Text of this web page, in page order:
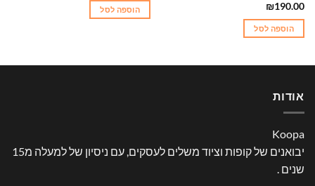
₪190.00
הוספה לסל
הוספה לסל
אודות
Koopa
יבואנים של קופות וציוד משלים לעסקים, עם ניסיון של למעלה מ15
שנים .